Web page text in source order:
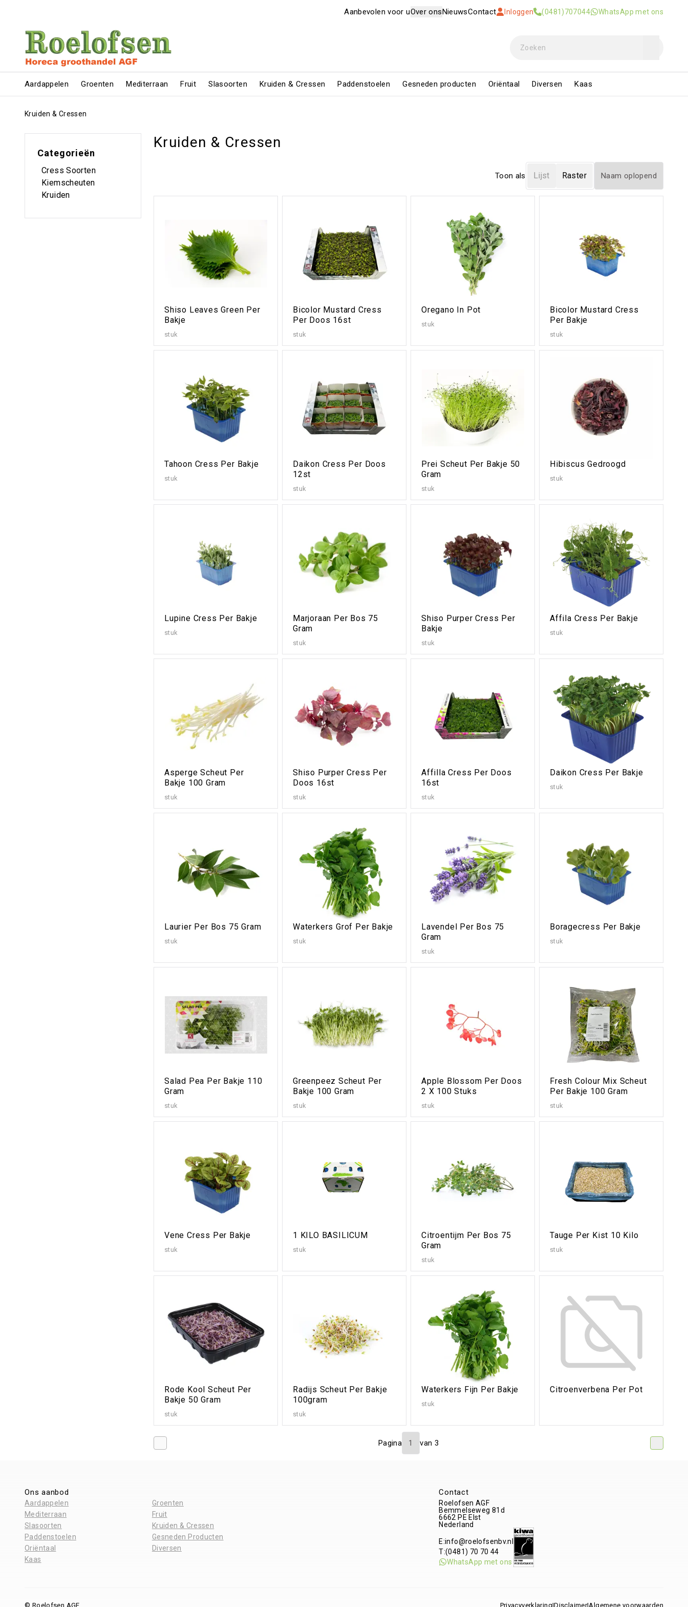
Aanbevolen voor uOver onsNieuwsContact Inloggen (0481)707044 WhatsApp met ons
Aardappelen Groenten Mediterraan Fruit Slasoorten Kruiden & Cressen Paddenstoelen Gesneden producten Oriëntaal Diversen Kaas
Kruiden & Cressen
Categorieën
Cress Soorten
Kiemscheuten
Kruiden
Kruiden & Cressen
Toon als Lijst Raster
Shiso Leaves Green Per
Bakje
stuk
Bicolor Mustard Cress
Per Doos 16st
stuk
Oregano In Pot
stuk
Bicolor Mustard Cress
Per Bakje
stuk
Tahoon Cress Per Bakje
stuk
Daikon Cress Per Doos
12st
stuk
Prei Scheut Per Bakje 50
Gram
stuk
Hibiscus Gedroogd
stuk
Lupine Cress Per Bakje
stuk
Marjoraan Per Bos 75
Gram
stuk
Shiso Purper Cress Per
Bakje
stuk
Affila Cress Per Bakje
stuk
Asperge Scheut Per
Bakje 100 Gram
stuk
Shiso Purper Cress Per
Doos 16st
stuk
Affilla Cress Per Doos
16st
stuk
Daikon Cress Per Bakje
stuk
Laurier Per Bos 75 Gram
stuk
Waterkers Grof Per Bakje
stuk
Lavendel Per Bos 75
Gram
stuk
Boragecress Per Bakje
stuk
Salad Pea Per Bakje 110
Gram
stuk
Greenpeez Scheut Per
Bakje 100 Gram
stuk
Apple Blossom Per Doos
2 X 100 Stuks
stuk
Fresh Colour Mix Scheut
Per Bakje 100 Gram
stuk
Vene Cress Per Bakje
stuk
1 KILO BASILICUM
stuk
Citroentijm Per Bos 75
Gram
stuk
Tauge Per Kist 10 Kilo
stuk
Rode Kool Scheut Per
Bakje 50 Gram
stuk
Radijs Scheut Per Bakje
100gram
stuk
Waterkers Fijn Per Bakje
stuk
Citroenverbena Per Pot
Pagina van 3
Ons aanbod
Aardappelen
Groenten
Mediterraan
Fruit
Slasoorten
Kruiden & Cressen
Paddenstoelen
Gesneden Producten
Oriëntaal
Diversen
Kaas
Contact
Roelofsen AGF
Bemmelseweg 81d
6662 PE Elst
Nederland
E:info@roelofsenbv.nl
T:(0481) 70 70 44
WhatsApp met ons
© Roelofsen AGF Privacyverklaring|Disclaimer|Algemene voorwaarden